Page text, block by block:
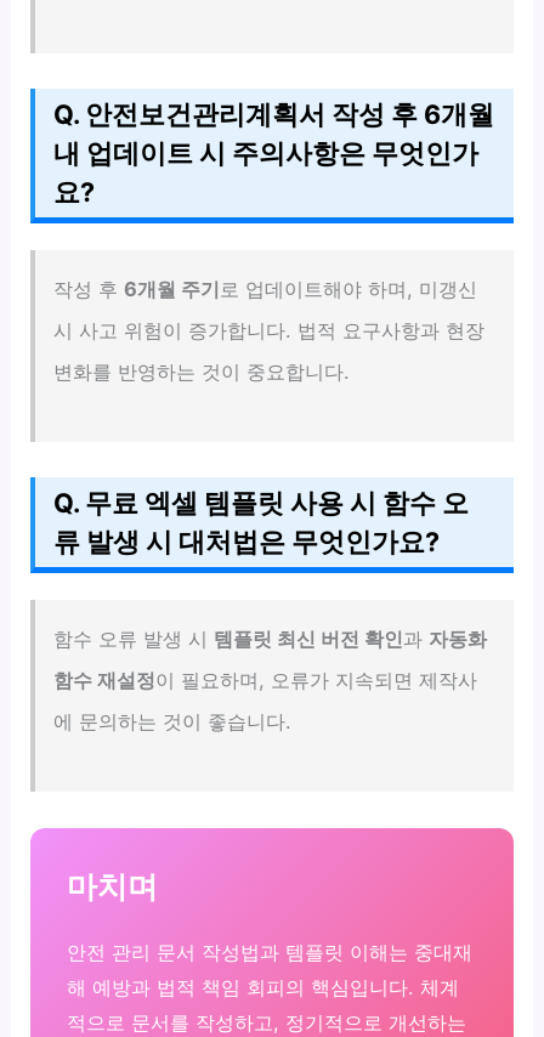
Q. 안전보건관리계획서 작성 후 6개월
내 업데이트 시 주의사항은 무엇인가
요?
작성 후6개월 주기 로 업데이트해야 하며, 미갱신
시 사고 위험이 증가합니다. 법적 요구사항과 현장
변화를 반영하는 것이 중요합니다.
Q. 무료 엑셀 템플릿 사용 시 함수 오
류 발생 시 대처법은 무엇인가요?
함수 오류 발생 시 템플릿 최신 버전 확인과 자동화
함수 재설정이 필요하며, 오류가 지속되면 제작사
에 문의하는 것이 좋습니다.
마치며
안전 관리 문서 작성법과 템플릿 이해는 중대재
해 예방과 법적 책임 회피의 핵심입니다. 체계
적으로 문서를 작성하고, 정기적으로 개선하는